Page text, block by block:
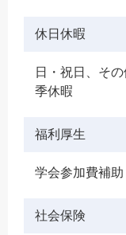
休日休暇
日・祝日、そ
季休暇
福利厚生
学会参加費補助
社会保険